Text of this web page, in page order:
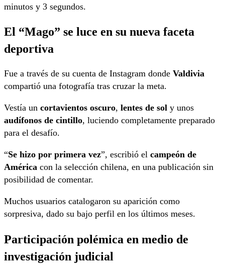
minutos y 3 segundos.
El “Mago” se luce en su nueva faceta
deportiva
Fue a través de su cuenta de Instagram donde Valdivia
compartió una fotografía tras cruzar la meta.
Vestía un cortavientos oscuro, lentes de sol y unos
audífonos de cintillo, luciendo completamente preparado
para el desafío.
“Se hizo por primera vez”, escribió el campeón de
América con la selección chilena, en una publicación sin
posibilidad de comentar.
Muchos usuarios catalogaron su aparición como
sorpresiva, dado su bajo perfil en los últimos meses.
Participación polémica en medio de
investigación judicial